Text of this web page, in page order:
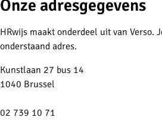
Onze adresgegevens
HRwijs maakt onderdeel uit van Verso.
onderstaand adres.
Kunstlaan 27 bus 14
1040 Brussel
02 739 10 71